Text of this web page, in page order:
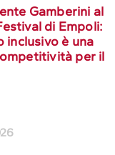
Gamberini al
di Empoli:
inclusivo è una
per il